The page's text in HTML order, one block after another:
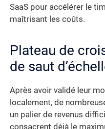
SaaS pour accélérer le
maîtrisant les coûts.
Plateau de
de saut
Après avoir validé leur
localement, de
un palier de revenus
consacrent déjà le